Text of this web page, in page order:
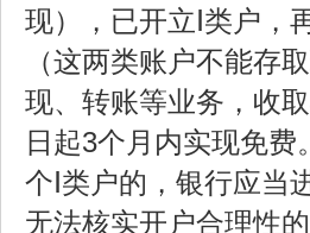
现），已开立Ⅰ类户，
（这两类账户不能存
现、转账等业务，收
日起3个月内实现免
个Ⅰ类户的，银行应当
无法核实开户合理性